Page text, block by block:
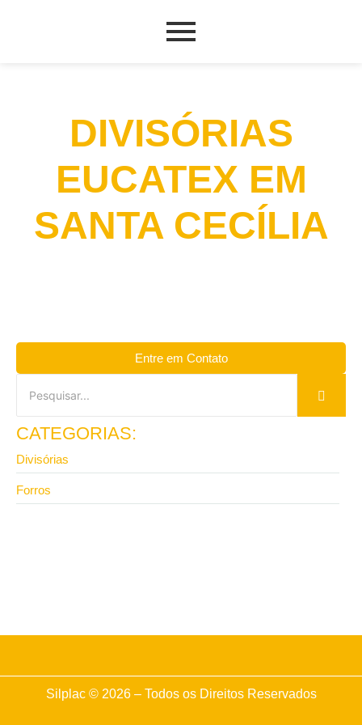
DIVISÓRIAS
EUCATEX EM
SANTA CECÍLIA
Entre em Contato
CATEGORIAS:
Divisórias
Forros
Silplac © 2026 – Todos os Direitos Reservados